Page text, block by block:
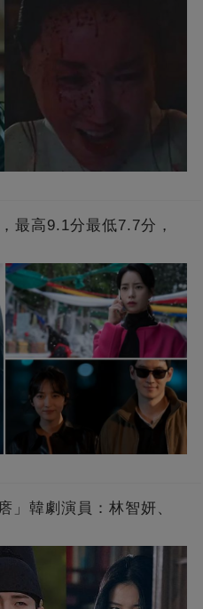
最高9.1分最低7.7分，
」韓劇演員：林智妍、